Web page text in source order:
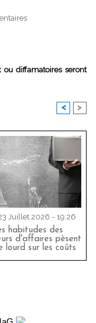
ou diffamatoires seront
< >
Juillet 2026 - 19:26
habitudes des
d'affaires pèsent
lourd sur les coûts